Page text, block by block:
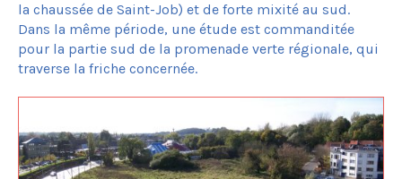
la chaussée de Saint-Job) et de forte mixité au sud.
Dans la même période, une étude est commanditée
pour la partie sud de la promenade verte régionale, qui
traverse la friche concernée.